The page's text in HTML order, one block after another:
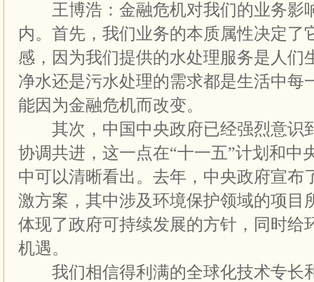
王博浩：金融危机对我们的业务影
内。首先，我们业务的本质属性决定了
感，因为我们提供的水处理服务是人们
净水还是污水处理的需求都是生活中每
能因为金融危机而改变。
其次，中国中央政府已经强烈意识
协调共进，这一点在“十一五”计划和中
中可以清晰看出。去年，中央政府宣布
激方案，其中涉及环境保护领域的项目
体现了政府可持续发展的方针，同时给
机遇。
我们相信得利满的全球化技术专长